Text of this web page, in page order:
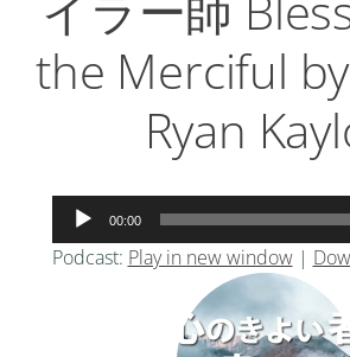
the Merciful
Ryan
声
プ
00:00
Podcast: Play in new window|